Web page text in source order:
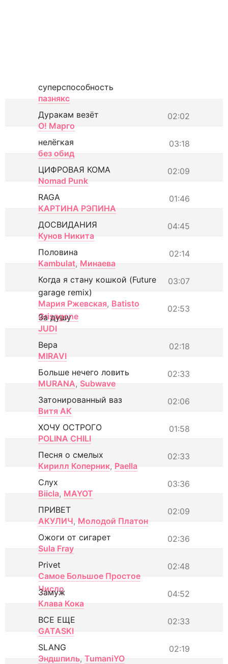
суперспособность
пазнякс
02:02
Дуракам везёт
О! Марго
03:18
нелёгкая
без обид
02:09
ЦИФРОВАЯ КОМА
Nomad Punk
01:46
RAGA
КАРТИНА РЭПИНА
04:45
ДОСВИДАНИЯ
Кунов Никита
02:14
Половина
Kambulat, Минаева
03:07
Когда я стану кошкой (Future
garage remix)
Мария Ржевская, Batisto
Grisagone
02:53
За душу
JUDI
02:18
Вера
MIRAVI
02:33
Больше нечего ловить
MURANA, Subwave
02:06
Затонированный ваз
Витя АК
01:58
ХОЧУ ОСТРОГО
POLINA CHILI
02:33
Песня о смелых
Кирилл Коперник, Paella
03:36
Слух
Biicla, MAYOT
02:09
ПРИВЕТ
АКУЛИЧ, Молодой Платон
02:36
Ожоги от сигарет
Sula Fray
02:48
Privet
Самое Большое Простое
Число
04:52
Замуж
Клава Кока
02:33
ВСЕ ЕЩЕ
GATASKI
02:19
SLANG
Эндшпиль, TumaniYO